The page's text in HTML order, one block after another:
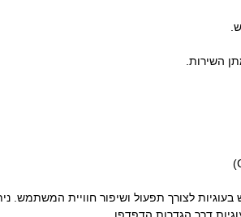
השירות.
לצורך תפעול ושיפור חוויית המשתמש.